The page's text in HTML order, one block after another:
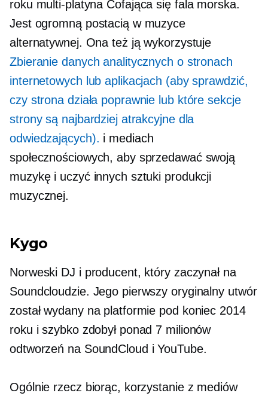
roku multi-platyna Cofająca się fala morska.
Jest ogromną postacią w muzyce
alternatywnej. Ona też ją wykorzystuje
Zbieranie danych analitycznych o stronach
internetowych lub aplikacjach (aby sprawdzić,
czy strona działa poprawnie lub które sekcje
strony są najbardziej atrakcyjne dla
odwiedzających). i mediach
społecznościowych, aby sprzedawać swoją
muzykę i uczyć innych sztuki produkcji
muzycznej.
Kygo
Norweski DJ i producent, który zaczynał na
Soundcloudzie. Jego pierwszy oryginalny utwór
został wydany na platformie pod koniec 2014
roku i szybko zdobył ponad 7 milionów
odtworzeń na SoundCloud i YouTube.
Ogólnie rzecz biorąc, korzystanie z mediów